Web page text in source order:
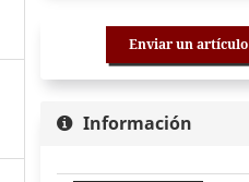
Enviar un artículo
Información